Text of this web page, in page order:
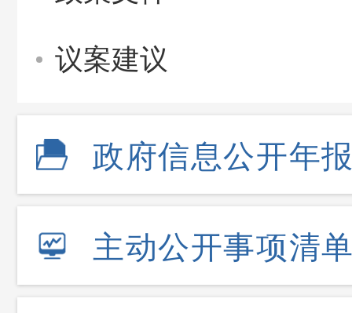
议案建议
政府信息公开年
主动公开事项清